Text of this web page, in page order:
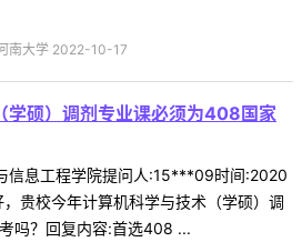
南大学 2022-10-17
学硕）调剂专业课必须为408国家
信息工程学院提问人:15***09时间:2020
贵校今年计算机科学与技术（学硕）调
吗？回复内容:首选408 ...